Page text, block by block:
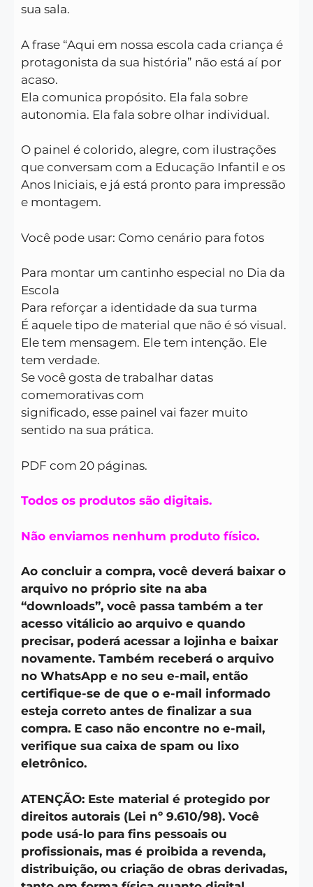
sua sala.
A frase “Aqui em nossa escola cada criança é
protagonista da sua história” não está aí por
acaso.
Ela comunica propósito. Ela fala sobre
autonomia. Ela fala sobre olhar individual.
O painel é colorido, alegre, com ilustrações
que conversam com a Educação Infantil e os
Anos Iniciais, e já está pronto para impressão
e montagem.
Você pode usar: Como cenário para fotos
Para montar um cantinho especial no Dia da
Escola
Para reforçar a identidade da sua turma
É aquele tipo de material que não é só visual.
Ele tem mensagem. Ele tem intenção. Ele
tem verdade.
Se você gosta de trabalhar datas
comemorativas com
significado, esse painel vai fazer muito
sentido na sua prática.
PDF com 20 páginas.
Todos os produtos são digitais.
Não enviamos nenhum produto físico.
Ao concluir a compra, você deverá baixar o
arquivo no próprio site na aba
“downloads”, você passa também a ter
acesso vitálicio ao arquivo e quando
precisar, poderá acessar a lojinha e baixar
novamente. Também receberá o arquivo
no WhatsApp e no seu e-mail, então
certifique-se de que o e-mail informado
esteja correto antes de finalizar a sua
compra. E caso não encontre no e-mail,
verifique sua caixa de spam ou lixo
eletrônico.
ATENÇÃO: Este material é protegido por
direitos autorais (Lei nº 9.610/98). Você
pode usá-lo para fins pessoais ou
profissionais, mas é proibida a revenda,
distribuição, ou criação de obras derivadas,